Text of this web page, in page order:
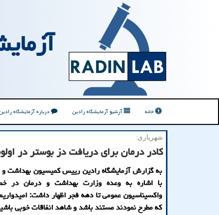
خانه آرشیو آزمایشگاه رادین درباره آزمایشگاه
شهریاری:
کادر درمان برای دریافت دز بوستر در
به گزارش آزمایشگاه رادین رییس کمیسیون بهداشت
با اشاره به وعده وزارت بهداشت و درمان در
واکسیناسیون عمومی تا دهه فجر اظهار داشت:
که مطرح نمودند مستند باشد و شاهد انفاقات خوبی